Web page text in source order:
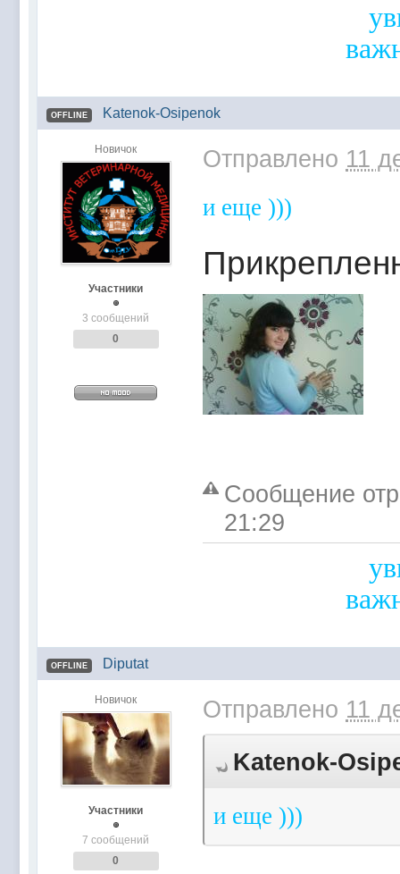
OFFLINE Katenok-Osipenok
Новичок
Участники
3 сообщений
0
Отправлено 11
и еще )))
Сообщение
21:29
OFFLINE Diputat
Новичок
Участники
7 сообщений
0
Отправлено 11
Katenok-
и еще )))